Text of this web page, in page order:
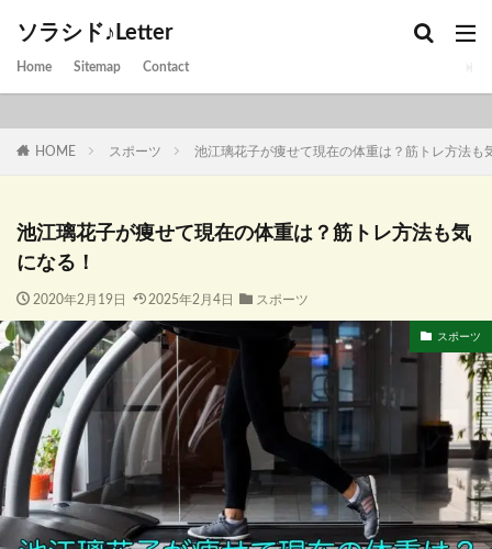
ソラシド♪Letter
Home Sitemap Contact
HOME スポーツ 池江璃花子が痩せて現在の体重は？筋トレ方法も
池江璃花子が痩せて現在の体重は？筋トレ方法も気
になる！
2020年2月19日 2025年2月4日 スポーツ
スポーツ